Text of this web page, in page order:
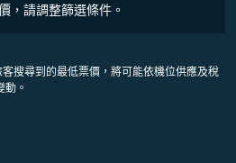
，請調整篩選條件。
搜尋到的最低票價，將可能依機位供應及稅
。